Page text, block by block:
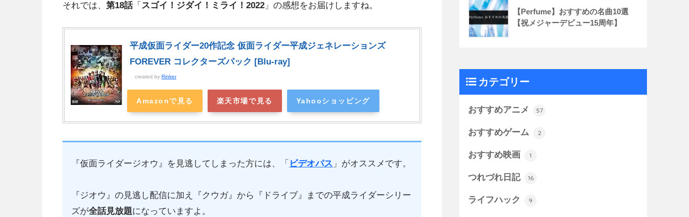
それでは、 第18話「 スゴイ！ジダイ！ミライ！2022 」の感想をお届けしますね。
平成仮面ライダー20作記念 仮面ライダー平成ジェネレーションズ
FOREVER コレクターズパック [Blu-ray]
created by Rinker
Amazonで見る 楽天市場で見る Yahooショッピング
『仮面ライダージオウ』を見逃してしまった方には、「 ビデオパス 」がオススメです。
『ジオウ』の見逃し配信に加え『クウガ』から『ドライブ』までの平成ライダーシリー
ズが全話見放題になっていますよ。
【Perfume】おすすめの名曲10選
【祝メジャーデビュー15周年】
カテゴリー
おすすめアニメ 57
おすすめゲーム 2
おすすめ映画 1
つれづれ日記 16
ライフハック 9